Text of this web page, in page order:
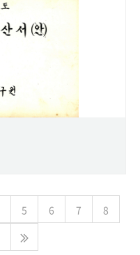
5 6 7
8